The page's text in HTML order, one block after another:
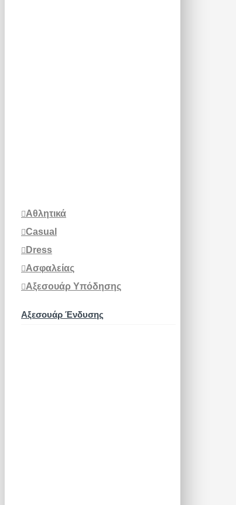
Αθλητικά
Casual
Dress
Ασφαλείας
Αξεσουάρ Υπόδησης
Αξεσουάρ Ένδυσης